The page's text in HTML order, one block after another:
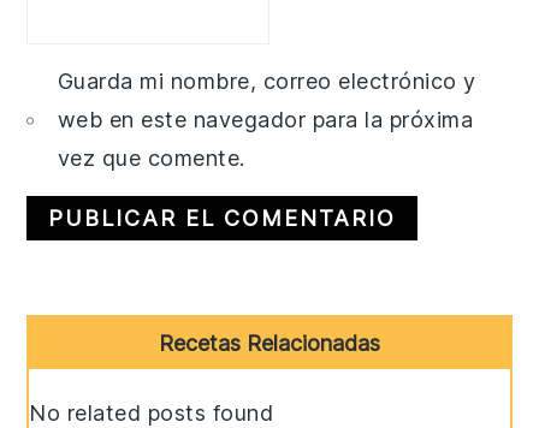
Guarda mi nombre, correo electrónico y
web en este navegador para la próxima
vez que comente.
Sidebar
Recetas Relacionadas
No related posts found